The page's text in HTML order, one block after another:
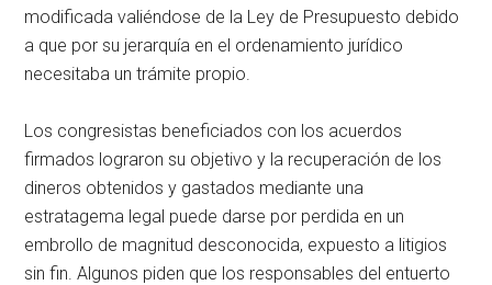
modificada valiéndose de la Ley de Presupuesto debido
a que por su jerarquía en el ordenamiento jurídico
necesitaba un trámite propio.
Los congresistas beneficiados con los acuerdos
firmados lograron su objetivo y la recuperación de los
dineros obtenidos y gastados mediante una
estratagema legal puede darse por perdida en un
embrollo de magnitud desconocida, expuesto a litigios
sin fin. Algunos piden que los responsables del entuerto